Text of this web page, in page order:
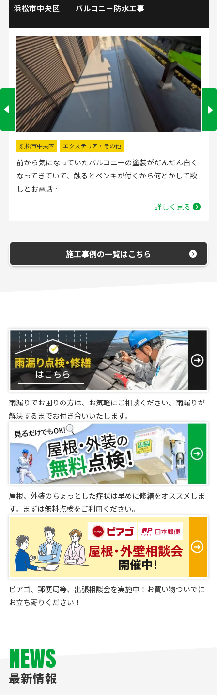
掛川市 流し台水栓取替工事
掛川市 水回りリフォーム
流し台の水栓が壊れたので直してほしいと弊社にお電話
いただきました。確認した所、水栓の吐水が落ちたよう
で取替する…
詳しく見る
施工事例の一覧はこちら
雨漏りでお困りの方は、お気軽にご相談ください。雨漏りが
解決するまでお付き合いいたします。
屋根、外装のちょっとした症状は早めに修繕をオススメしま
す。まずは無料点検をご利用ください。
ピアゴ、郵便局等、出張相談会を実施中！お買い物ついでに
お立ち寄りください！
NEWS
最新情報